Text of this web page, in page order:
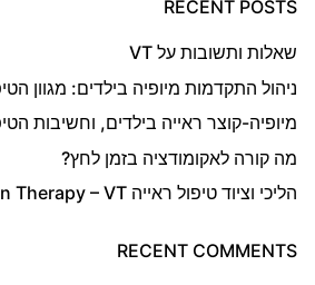
RECENT POSTS
שאלות ותשובות על VT
ניהול התקדמות מיופיה בילדים: מגוון
מיופיה-קוצר ראייה בילדים, וחשיבות
מה קורה לאקומודציה בזמן לחץ?
הליכי וציוד טיפול ראייה Vision Therapy – VT
RECENT COMMENTS